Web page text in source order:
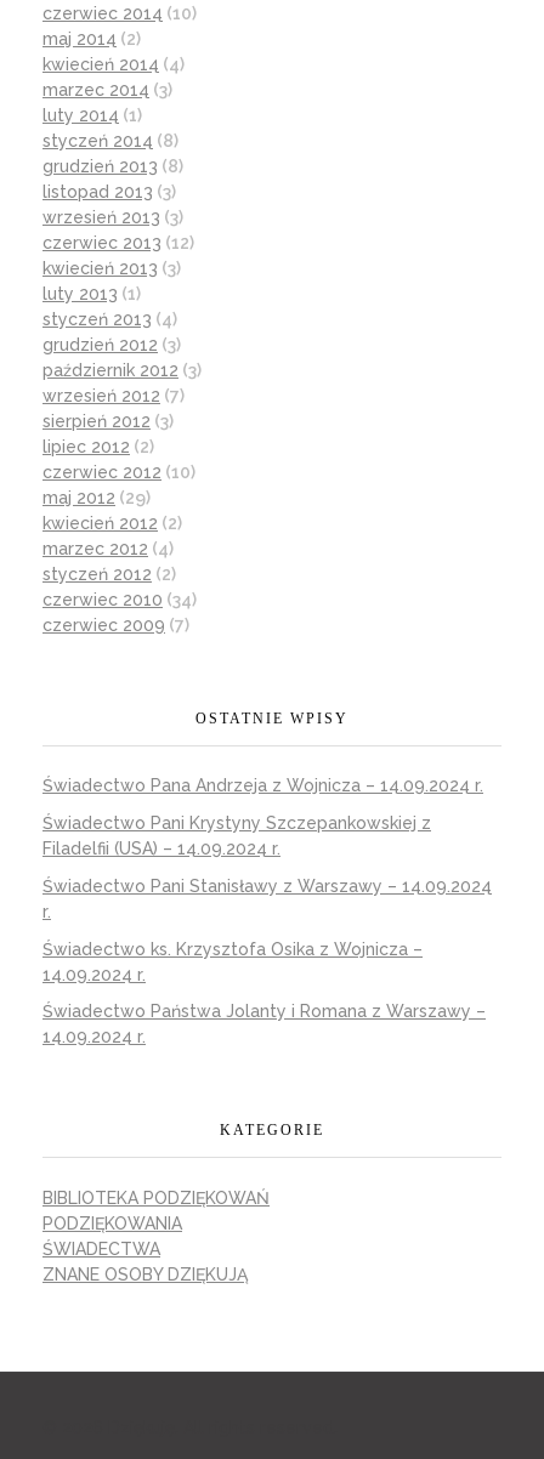
czerwiec 2014 (10)
maj 2014 (2)
kwiecień 2014 (4)
marzec 2014 (3)
luty 2014 (1)
styczeń 2014 (8)
grudzień 2013 (8)
listopad 2013 (3)
wrzesień 2013 (3)
czerwiec 2013 (12)
kwiecień 2013 (3)
luty 2013 (1)
styczeń 2013 (4)
grudzień 2012 (3)
październik 2012 (3)
wrzesień 2012 (7)
sierpień 2012 (3)
lipiec 2012 (2)
czerwiec 2012 (10)
maj 2012 (29)
kwiecień 2012 (2)
marzec 2012 (4)
styczeń 2012 (2)
czerwiec 2010 (34)
czerwiec 2009 (7)
OSTATNIE WPISY
Świadectwo Pana Andrzeja z Wojnicza – 14.09.2024 r.
Świadectwo Pani Krystyny Szczepankowskiej z
Filadelfii (USA) – 14.09.2024 r.
Świadectwo Pani Stanisławy z Warszawy – 14.09.2024
r.
Świadectwo ks. Krzysztofa Osika z Wojnicza –
14.09.2024 r.
Świadectwo Państwa Jolanty i Romana z Warszawy –
14.09.2024 r.
KATEGORIE
BIBLIOTEKA PODZIĘKOWAŃ
PODZIĘKOWANIA
ŚWIADECTWA
ZNANE OSOBY DZIĘKUJĄ